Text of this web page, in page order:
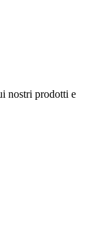
nostri prodotti e